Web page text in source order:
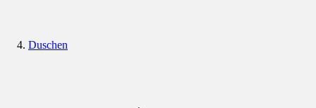
Duschen